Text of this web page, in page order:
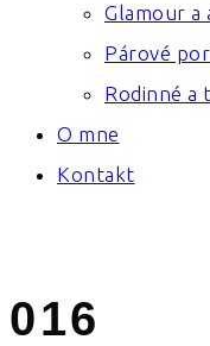
Glamour a
Párové
Rodinné a
O mne
Kontakt
016